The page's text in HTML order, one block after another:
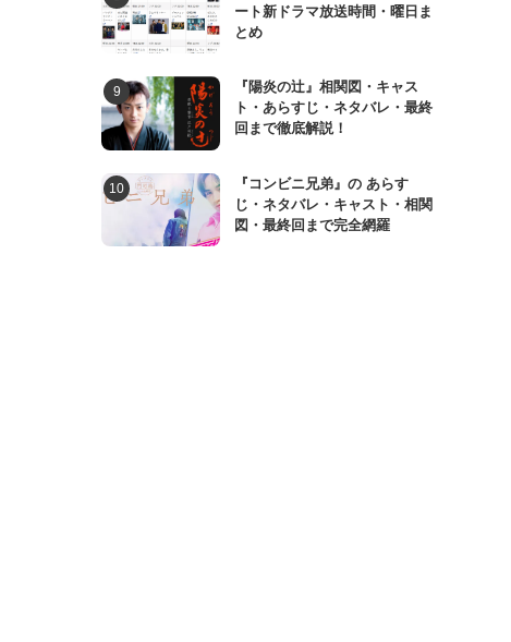
ート新ドラマ放送時間・曜日ま
とめ
『陽炎の辻』相関図・キャス
ト・あらすじ・ネタバレ・最終
回まで徹底解説！
『コンビニ兄弟』の あらす
じ・ネタバレ・キャスト・相関
図・最終回まで完全網羅